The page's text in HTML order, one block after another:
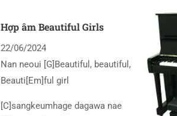
Hợp âm Beautiful Girls
22/06/2024
Nan neoui [G]Beautiful, beautiful,
Beauti[Em]ful girl
[C]sangkeumhage dagawa nae